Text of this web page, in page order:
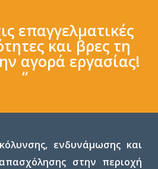
επαγγελματικές
και βρες τη
αγορά εργασίας!
“
ενδυνάμωσης και
στην περιοχή